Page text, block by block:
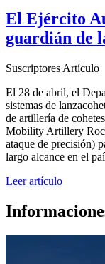
El Ejército
guardián de
Suscriptores Artículo
El 28 de abril, el
sistemas de
de artillería de
Mobility Artillery
ataque de precisión)
largo alcance en el
Leer artículo